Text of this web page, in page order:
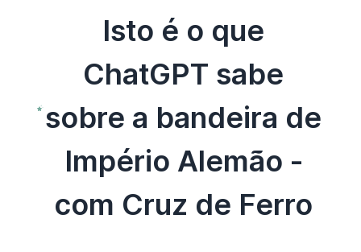
Isto é o que
ChatGPT sabe
sobre a bandeira de
Império Alemão -
com Cruz de Ferro